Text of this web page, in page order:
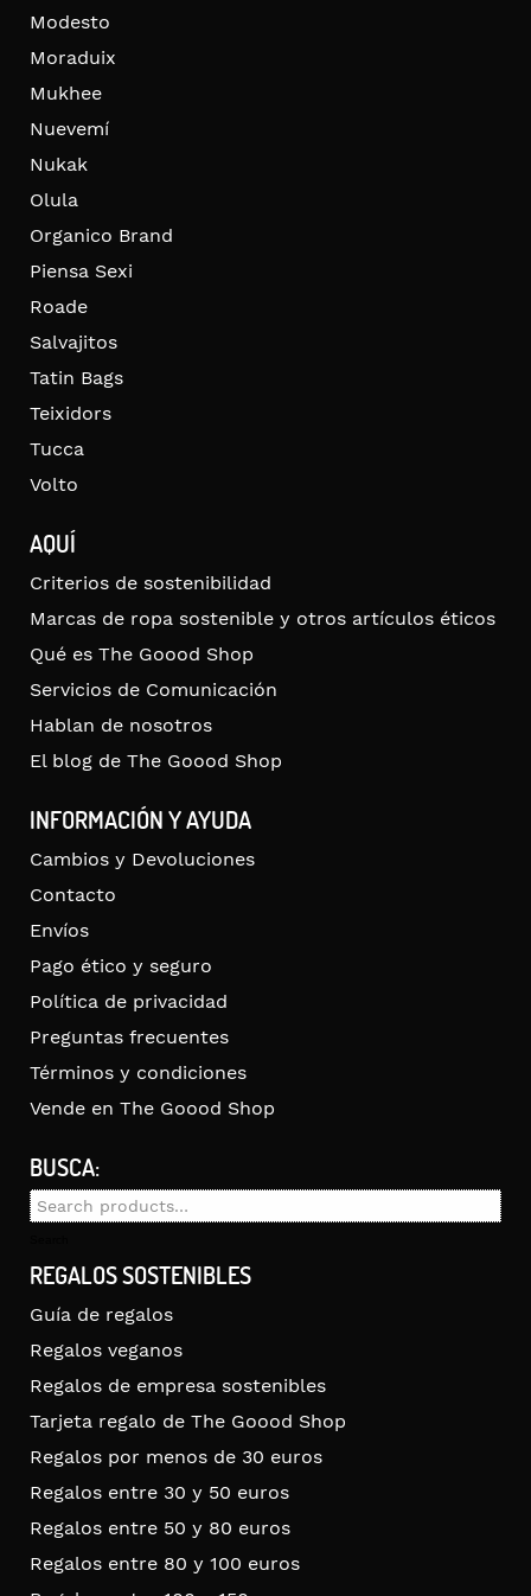
Modesto
Moraduix
Mukhee
Nuevemí
Nukak
Olula
Organico Brand
Piensa Sexi
Roade
Salvajitos
Tatin Bags
Teixidors
Tucca
Volto
AQUÍ
Criterios de sostenibilidad
Marcas de ropa sostenible y otros artículos éticos
Qué es The Goood Shop
Servicios de Comunicación
Hablan de nosotros
El blog de The Goood Shop
INFORMACIÓN Y AYUDA
Cambios y Devoluciones
Contacto
Envíos
Pago ético y seguro
Política de privacidad
Preguntas frecuentes
Términos y condiciones
Vende en The Goood Shop
BUSCA:
Search
REGALOS SOSTENIBLES
Guía de regalos
Regalos veganos
Regalos de empresa sostenibles
Tarjeta regalo de The Goood Shop
Regalos por menos de 30 euros
Regalos entre 30 y 50 euros
Regalos entre 50 y 80 euros
Regalos entre 80 y 100 euros